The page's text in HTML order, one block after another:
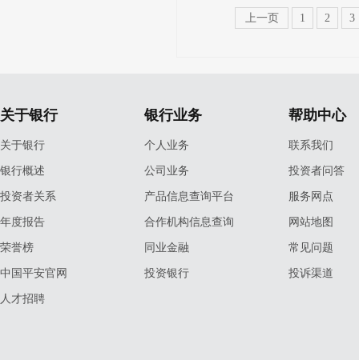
上一页 1 2 3
关于银行
关于银行
银行概述
投资者关系
年度报告
荣誉榜
中国平安官网
人才招聘
银行业务
个人业务
公司业务
产品信息查询平台
合作机构信息查询
同业金融
投资银行
帮助中心
联系我们
投资者问答
服务网点
网站地图
常见问题
投诉渠道